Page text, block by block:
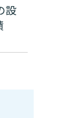
設